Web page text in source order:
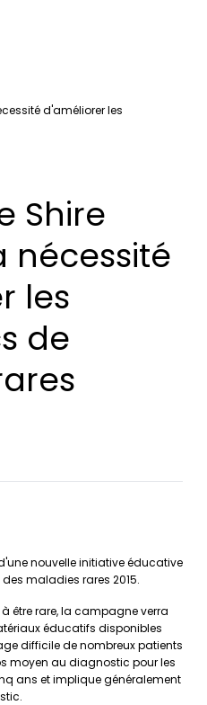
d'améliorer les
Shire
nécessité
les
de
nouvelle initiative éducative
maladies rares 2015.
être rare, la campagne verra
éducatifs disponibles
difficile de nombreux patients
moyen au diagnostic pour les
ans et implique généralement